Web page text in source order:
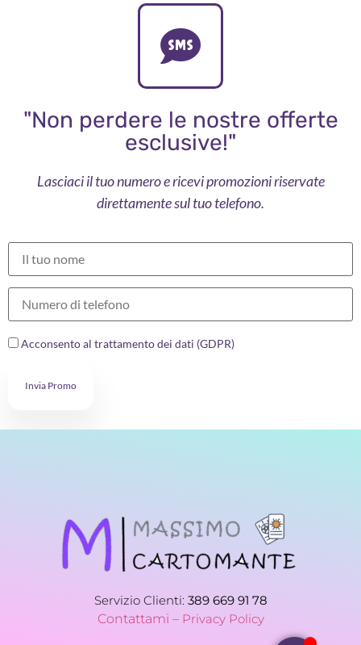
"Non perdere le nostre offerte
esclusive!"
Lasciaci il tuo numero e ricevi promozioni riservate
direttamente sul tuo telefono.
Acconsento al trattamento dei dati (GDPR)
Invia Promo
Servizio Clienti: 389 669 91 78
Contattami – Privacy Policy